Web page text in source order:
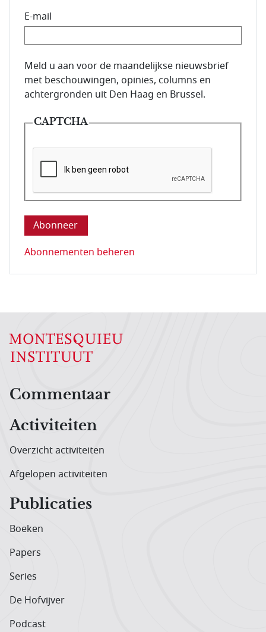
E-mail
E-mailadres van de abonnee.
Meld u aan voor de maandelijkse nieuwsbrief
met beschouwingen, opinies, columns en
achtergronden uit Den Haag en Brussel.
CAPTCHA
Deze vraag is om te controleren dat u een mens
Abonnementen beheren
Hoofdnavigatiemenu
Commentaar
Activiteiten
Overzicht activiteiten
Afgelopen activiteiten
Publicaties
Boeken
Papers
Series
De Hofvijver
Podcast